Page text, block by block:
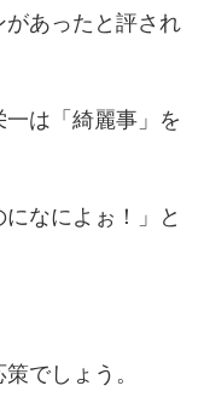
あったと評され
は「綺麗事」を
なによぉ！」と
でしょう。